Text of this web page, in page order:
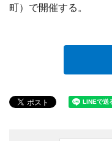
町）で開催する。